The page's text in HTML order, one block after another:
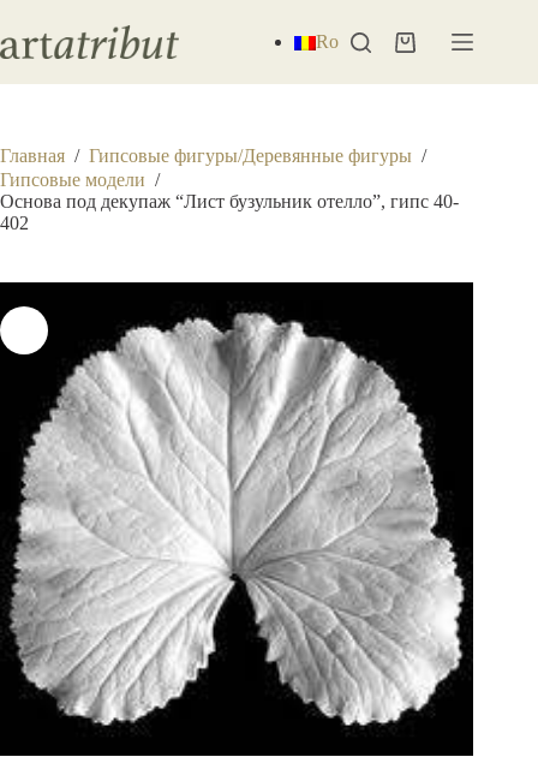
сути
Ro Корзина
Главная / Гипсовые фигуры/Деревянные фигуры /
Гипсовые модели /
Основа под декупаж “Лист бузульник отелло”, гипс 40-
402